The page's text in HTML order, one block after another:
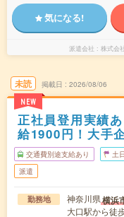
気になる!
派遣会社 株式会
未読
NEW
掲載日 2026/08/06
正社員登用実績
給1900円！大手
交通費別途支給あり 土
派遣
勤務地 神奈川県横浜
大口駅から徒